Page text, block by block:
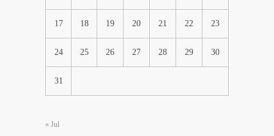
17 18 19 20 21 22 23
24 25 26 27 28 29 30
31
« Jul